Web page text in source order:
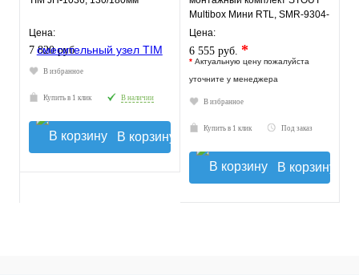
Цена:
7 820 руб.
В избранное
Купить в 1 клик В наличии
В корзину
Multibox Мини RTL, SMR-9304-
135140
Цена:
6 555 руб. *
* Актуальную цену пожалуйста
уточните у менеджера
В избранное
Купить в 1 клик Под заказ
В корзину